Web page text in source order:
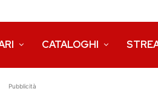
CATALOGHI
Pubblicità